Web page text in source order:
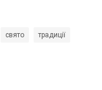
свято традиції